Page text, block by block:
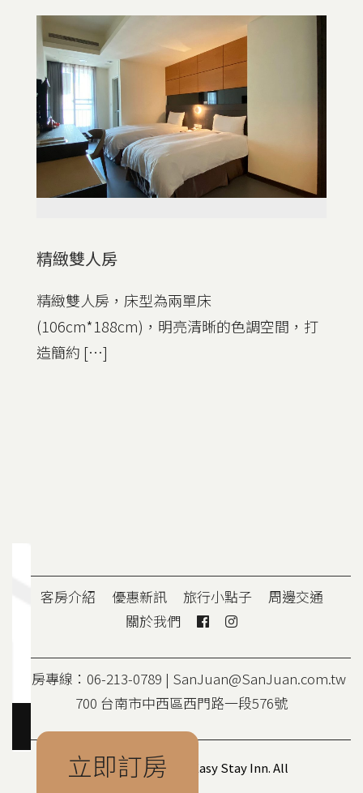
精緻雙人房
精緻雙人房，床型為兩單床
(106cm*188cm)，明亮清晰的色調空間，打
造簡約 […]
客房介紹 優惠新訊 旅行小點子
周邊交通
關於我們
訂房專線：06-213-0789 | SanJuan@SanJuan.com.tw
700 台南市中西區西門路一段576號
立即訂房
Copyright © 2020 San Juan Easy Stay Inn. All